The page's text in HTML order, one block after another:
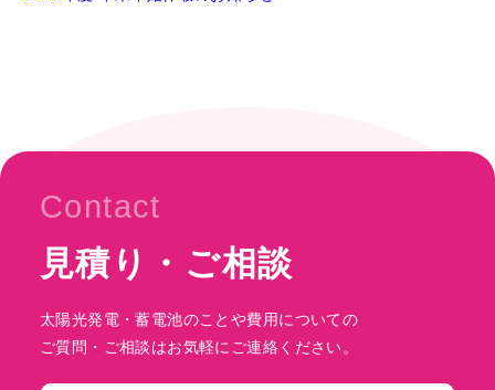
Contact
見積り・ご相談
太陽光発電・蓄電池のことや費用についての
ご質問・ご相談はお気軽にご連絡ください。